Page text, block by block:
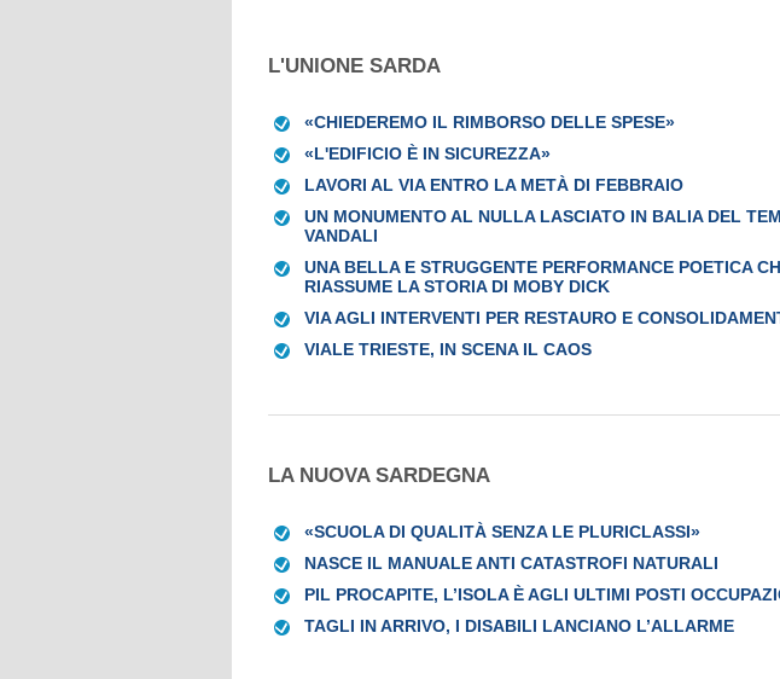
L'UNIONE SARDA
«CHIEDEREMO IL RIMBORSO DELLE SPESE»
«L'EDIFICIO È IN SICUREZZA»
LAVORI AL VIA ENTRO LA METÀ DI FEBBRAIO
UN MONUMENTO AL NULLA LASCIATO IN BALIA DEL
VANDALI
UNA BELLA E STRUGGENTE PERFORMANCE POETICA
RIASSUME LA STORIA DI MOBY DICK
VIA AGLI INTERVENTI PER RESTAURO E
VIALE TRIESTE, IN SCENA IL CAOS
LA NUOVA SARDEGNA
«SCUOLA DI QUALITÀ SENZA LE PLURICLASSI»
NASCE IL MANUALE ANTI CATASTROFI NATURALI
PIL PROCAPITE, L’ISOLA È AGLI ULTIMI POSTI
TAGLI IN ARRIVO, I DISABILI LANCIANO L’ALLARME